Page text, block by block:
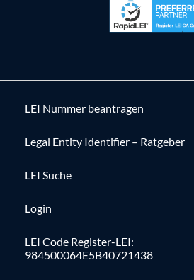
LEI Nummer beantragen
Legal Entity Identifier – Ratgeber
LEI Suche
Login
LEI Code Register-LEI:
984500064E5B40721438